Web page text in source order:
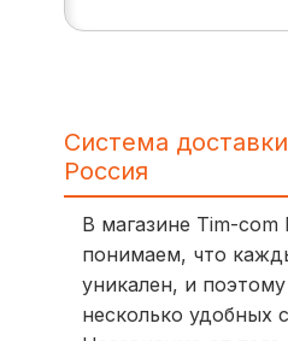
Система
Россия
В магазине Tim-com
понимаем, что
уникален, и
несколько удобных